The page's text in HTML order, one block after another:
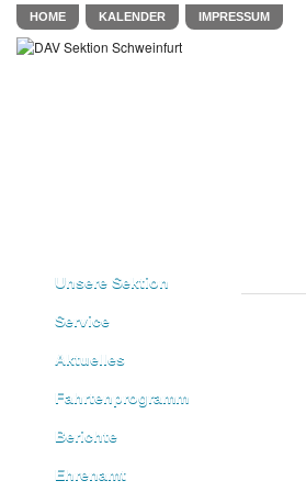
HOME KALENDER IMPRESSUM
Unsere Sektion
Service
Aktuelles
Fahrtenprogramm
Berichte
Ehrenamt